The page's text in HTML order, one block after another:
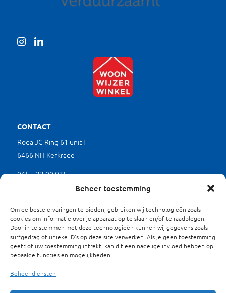
Beheer toestemming
Om de beste ervaringen te bieden, gebruiken wij technologieën zoals
cookies om informatie over je apparaat op te slaan en/of te raadplegen.
Door in te stemmen met deze technologieën kunnen wij gegevens zoals
surfgedrag of unieke ID's op deze site verwerken. Als je geen toestemming
geeft of uw toestemming intrekt, kan dit een nadelige invloed hebben op
bepaalde functies en mogelijkheden.
Beheer diensten
CONTACT
Roda JC Ring 61 unit I
6466 NH Kerkrade
045 – 23 00 035
(werkdagen tussen 9.00 en 17.00 uur)
mkb@limburgverduurzaamt.nl
SITEMAP
Waarom Verduurzamen?
Projecten
Energieloket